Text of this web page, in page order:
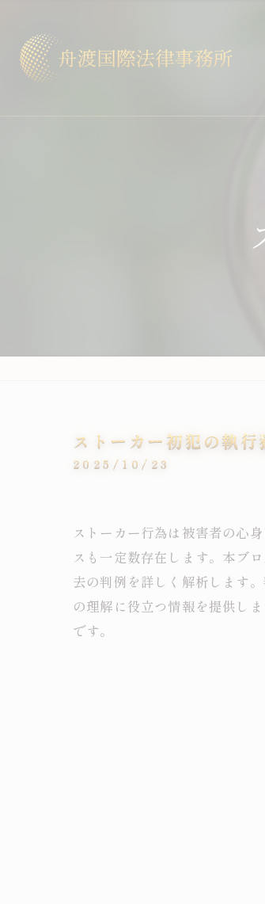
ストーカー初犯の執行
2025/10/23
ストーカー行為は被害者の心
スも一定数存在します。本ブ
去の判例を詳しく解析します
の理解に役立つ情報を提供し
です。